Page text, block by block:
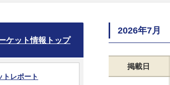
2026年7月
掲載日
ケット情報トップ
トレポート